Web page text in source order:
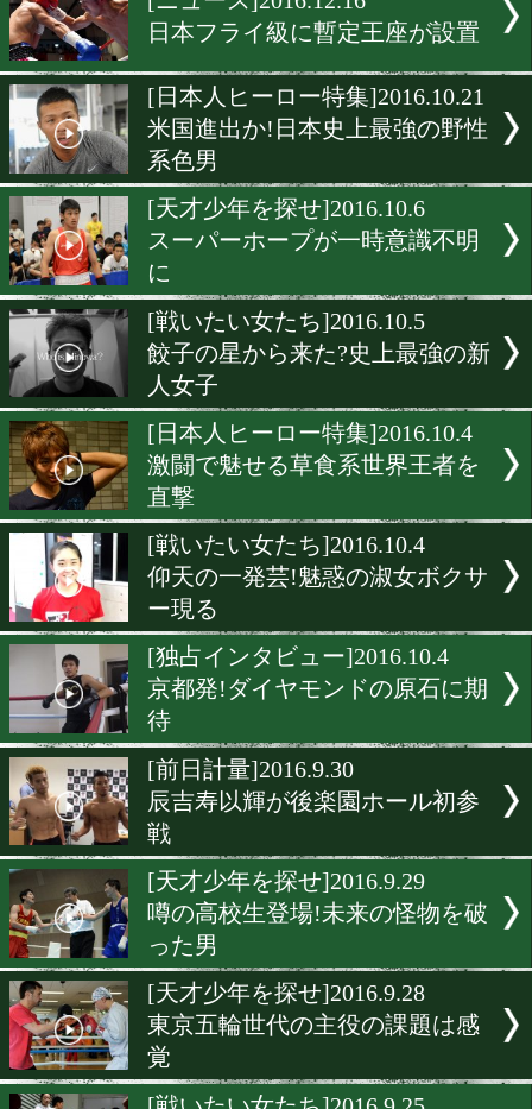
[インタビュー]2017.1.12
15連続KO日本記録挑戦に
対戦
[インタビュー]2016.12.19
女性が語るボクシングの魅
は?
[ニュース]2016.12.16
日本フライ級に暫定王座が
[日本人ヒーロー特集
米国進出か!日本史上最強
系色男
[天才少年を探せ]2016.10.6
スーパーホープが一時意識
に
[戦いたい女たち]2016.10.5
餃子の星から来た?史上最
人女子
激闘で魅せる草食系世界王
直撃
[戦いたい女たち]2016.10.4
仰天の一発芸!魅惑の淑女